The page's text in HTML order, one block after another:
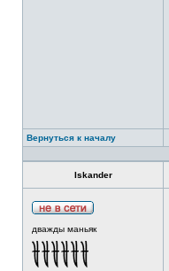
Вернуться к началу
Iskander
дважды маньяк